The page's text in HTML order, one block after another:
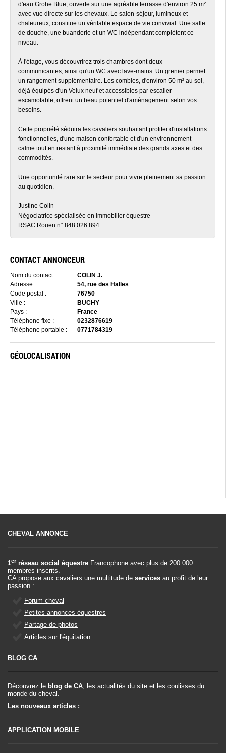
d'eau Grohe Blue, ouverte sur une agréable terrasse d'environ 25 m²
avec vue directe sur les chevaux. Le salon-séjour, lumineux et
chaleureux, constitue un véritable espace de vie convivial. Une salle
de douche, une buanderie et un WC indépendant complètent ce
niveau.
À l'étage, vous découvrirez trois chambres dont deux
communicantes, ainsi qu'un WC avec lave-mains. Un grenier permet
un rangement supplémentaire. Les combles, d'environ 50 m² au sol,
déjà équipés d'un Velux neuf et accessibles par escalier
escamotable, offrent un beau potentiel d'aménagement selon vos
besoins.
Cette propriété séduira les cavaliers souhaitant profiter d'installations
fonctionnelles, d'une maison confortable et d'un environnement
calme tout en restant à proximité immédiate des grands axes et des
commodités.
Une opportunité rare sur le secteur pour vivre pleinement sa passion
au quotidien.
Justine Colin
Négociatrice spécialisée en immobilier équestre
RSAC Rouen n° 848 026 894
CONTACT ANNONCEUR
Nom du contact :
COLIN J.
Adresse :
54, rue des Halles
Code postal :
76750
Ville :
BUCHY
Pays :
France
Téléphone fixe :
0232876619
Téléphone portable :
0771784319
GÉOLOCALISATION
CHEVAL ANNONCE
1er réseau social équestre Francophone avec plus de 200.000
membres inscrits.
CA propose aux cavaliers une multitude de services au profit de leur
passion :
Forum cheval
Petites annonces équestres
Partage de photos
Articles sur l'équitation
BLOG CA
Découvrez le blog de CA, les actualités du site et les coulisses du
monde du cheval.
Les nouveaux articles :
APPLICATION MOBILE